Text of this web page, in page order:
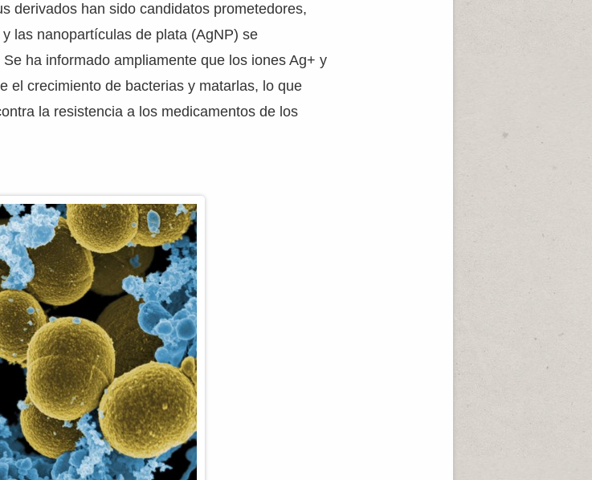
derivados han sido candidatos prometedores,
las nanopartículas de plata (AgNP) se
ha informado ampliamente que los iones Ag+ y
el crecimiento de bacterias y matarlas, lo que
la resistencia a los medicamentos de los